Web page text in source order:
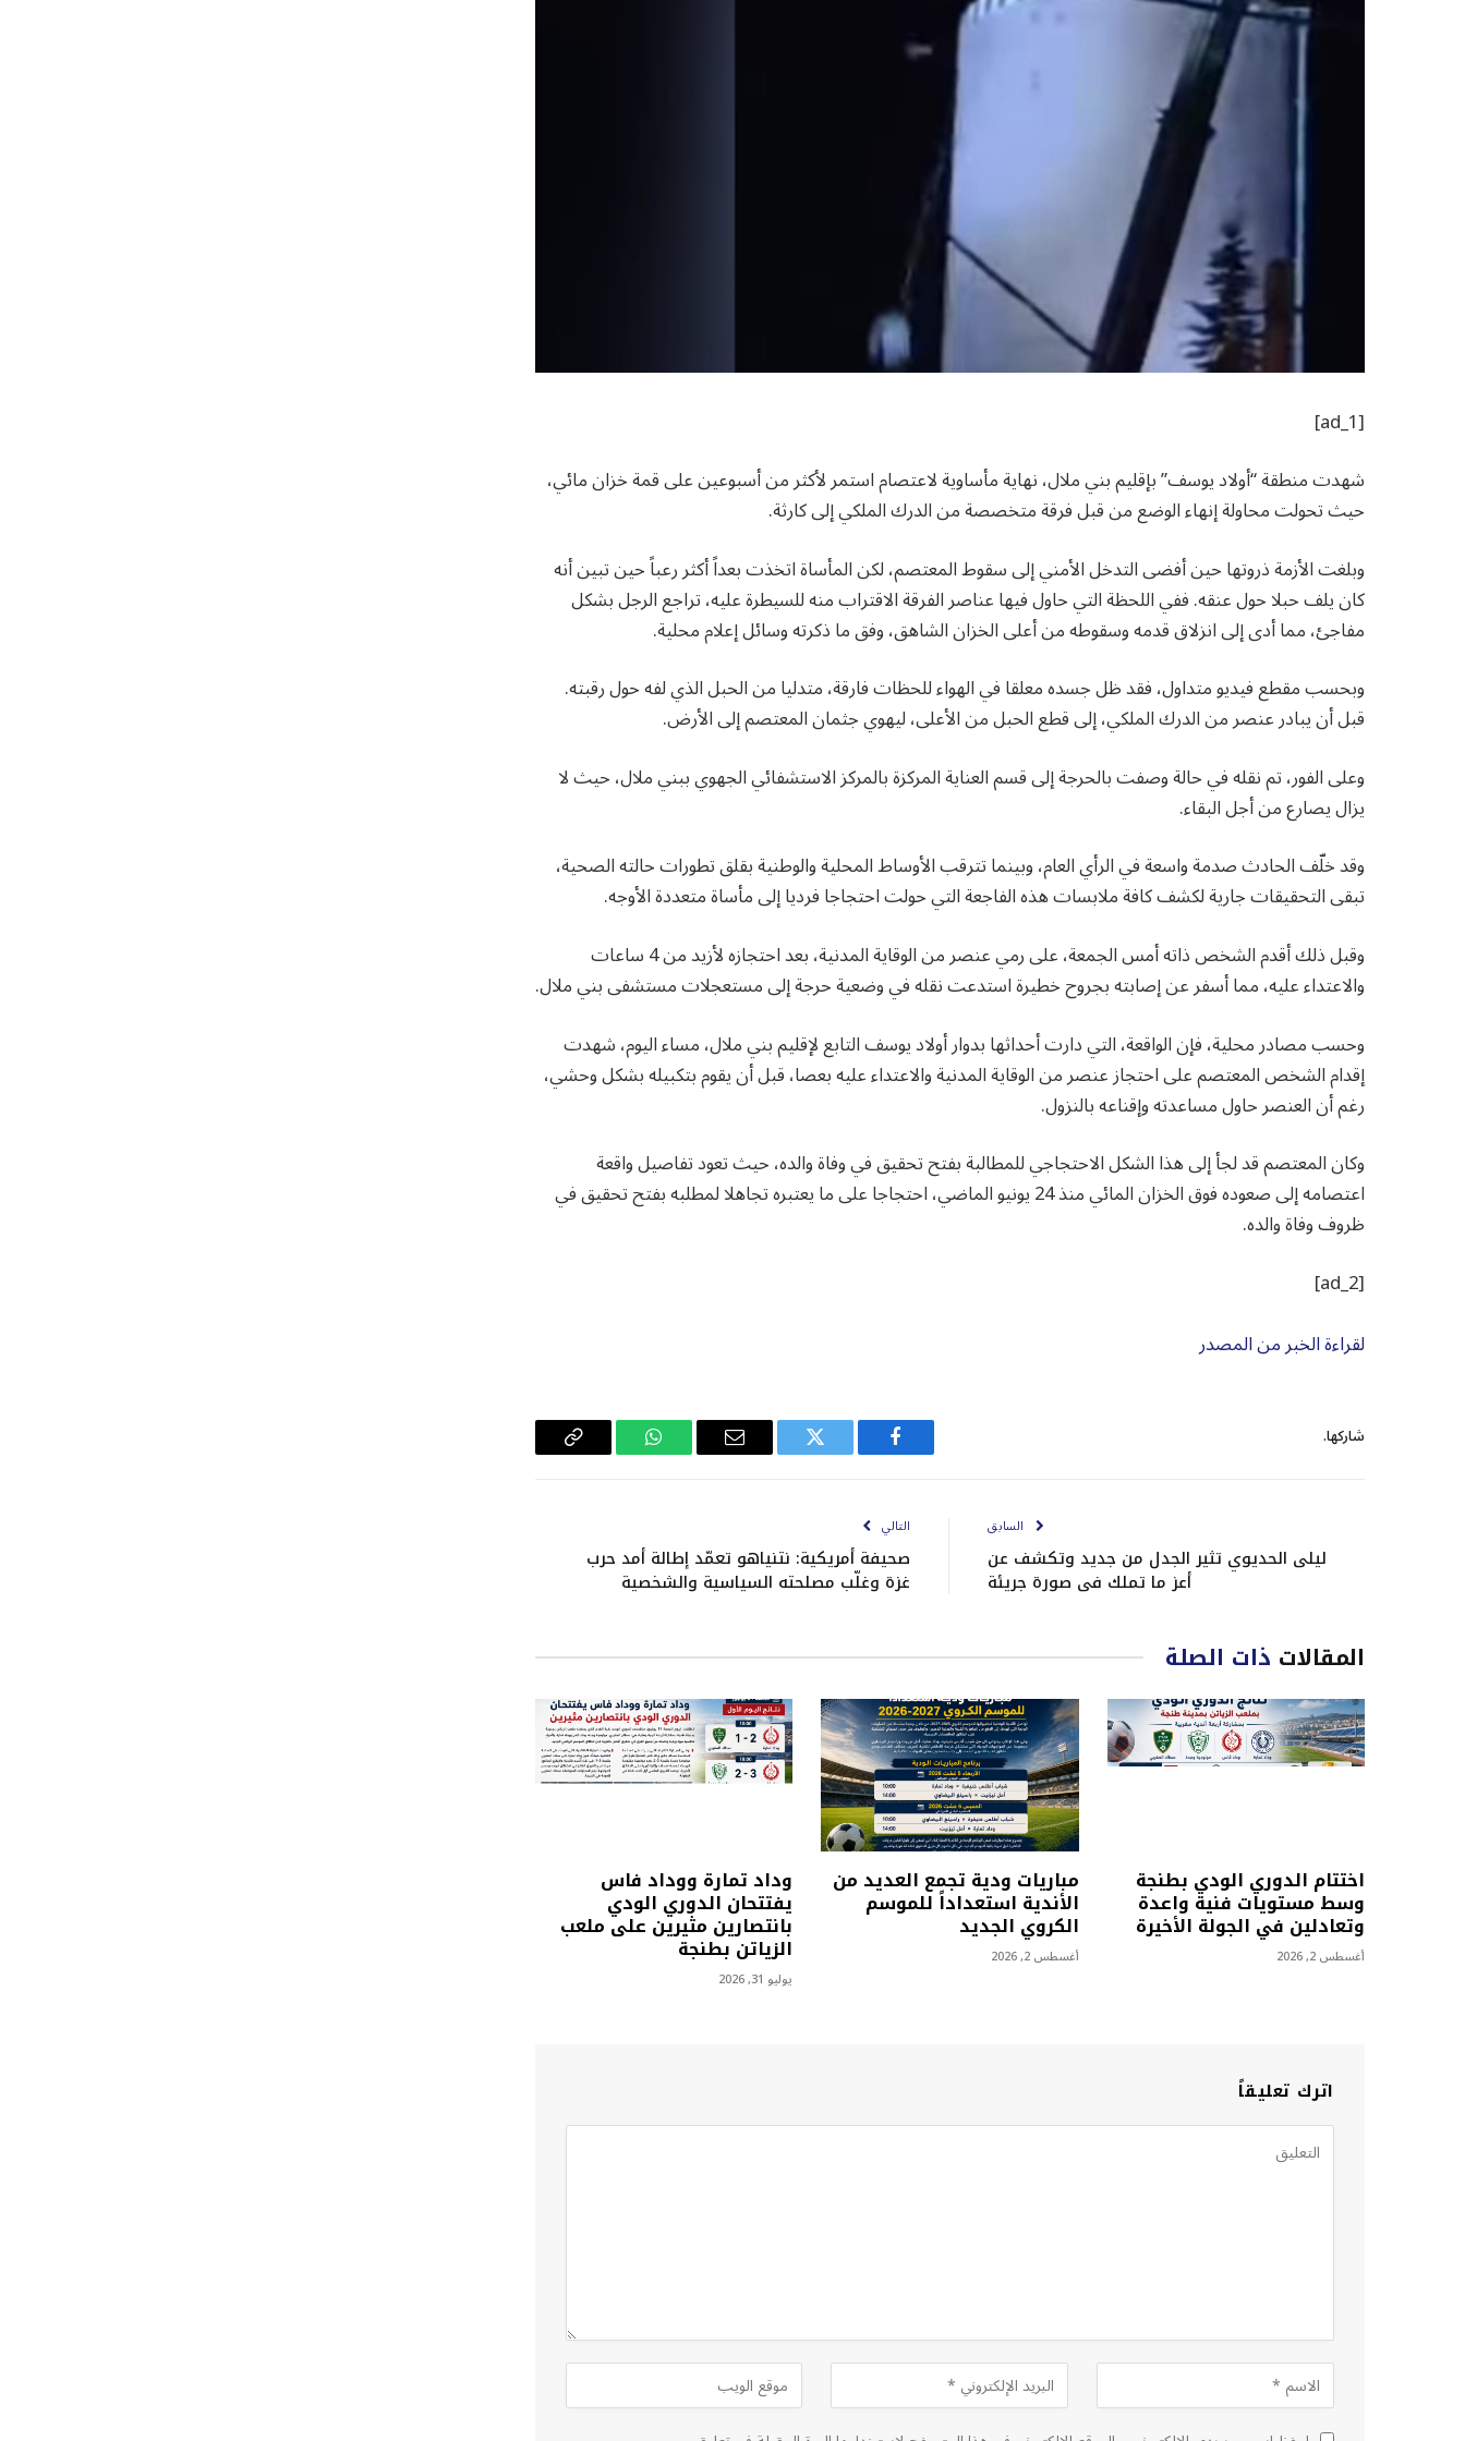
[ad_1]
شهدت منطقة “أولاد يوسف” بإقليم بني ملال، نهاية مأساوية لاعتصام استمر لأكثر من أسبوعين على قمة خزان مائي،
حيث تحولت محاولة إنهاء الوضع من قبل فرقة متخصصة من الدرك الملكي إلى كارثة.
وبلغت الأزمة ذروتها حين أفضى التدخل الأمني إلى سقوط المعتصم، لكن المأساة اتخذت بعداً أكثر رعباً حين تبين أنه
كان يلف حبلا حول عنقه. ففي اللحظة التي حاول فيها عناصر الفرقة الاقتراب منه للسيطرة عليه، تراجع الرجل بشكل
مفاجئ، مما أدى إلى انزلاق قدمه وسقوطه من أعلى الخزان الشاهق، وفق ما ذكرته وسائل إعلام محلية.
وبحسب مقطع فيديو متداول، فقد ظل جسده معلقا في الهواء للحظات فارقة، متدليا من الحبل الذي لفه حول رقبته.
قبل أن يبادر عنصر من الدرك الملكي، إلى قطع الحبل من الأعلى، ليهوي جثمان المعتصم إلى الأرض.
وعلى الفور، تم نقله في حالة وصفت بالحرجة إلى قسم العناية المركزة بالمركز الاستشفائي الجهوي ببني ملال، حيث لا
يزال يصارع من أجل البقاء.
وقد خلّف الحادث صدمة واسعة في الرأي العام، وبينما تترقب الأوساط المحلية والوطنية بقلق تطورات حالته الصحية،
تبقى التحقيقات جارية لكشف كافة ملابسات هذه الفاجعة التي حولت احتجاجا فرديا إلى مأساة متعددة الأوجه.
وقبل ذلك أقدم الشخص ذاته أمس الجمعة، على رمي عنصر من الوقاية المدنية، بعد احتجازه لأزيد من 4 ساعات
والاعتداء عليه، مما أسفر عن إصابته بجروح خطيرة استدعت نقله في وضعية حرجة إلى مستعجلات مستشفى بني ملال.
وحسب مصادر محلية، فإن الواقعة، التي دارت أحداثها بدوار أولاد يوسف التابع لإقليم بني ملال، مساء اليوم، شهدت
إقدام الشخص المعتصم على احتجاز عنصر من الوقاية المدنية والاعتداء عليه بعصا، قبل أن يقوم بتكبيله بشكل وحشي،
رغم أن العنصر حاول مساعدته وإقناعه بالنزول.
وكان المعتصم قد لجأ إلى هذا الشكل الاحتجاجي للمطالبة بفتح تحقيق في وفاة والده، حيث تعود تفاصيل واقعة
اعتصامه إلى صعوده فوق الخزان المائي منذ 24 يونيو الماضي، احتجاجا على ما يعتبره تجاهلا لمطلبه بفتح تحقيق في
ظروف وفاة والده.
[ad_2]
لقراءة الخبر من المصدر
شاركها.
فيسبوك تويتر
البريد
واتساب
Copy
السابق
ليلى الحديوي تثير الجدل من جديد وتكشف عن
أعز ما تملك في صورة جريئة
التالي
صحيفة أمريكية: نتنياهو تعمّد إطالة أمد حرب
غزة وغلّب مصلحته السياسية والشخصية
المقالات ذات الصلة
اختتام الدوري الودي بطنجة
وسط مستويات فنية واعدة
وتعادلين في الجولة الأخيرة
أغسطس 2, 2026
مباريات ودية تجمع العديد من
الأندية استعداداً للموسم
الكروي الجديد
أغسطس 2, 2026
وداد تمارة ووداد فاس
يفتتحان الدوري الودي
بانتصارين مثيرين على ملعب
الزياتن بطنجة
يوليو 31, 2026
اترك تعليقاً